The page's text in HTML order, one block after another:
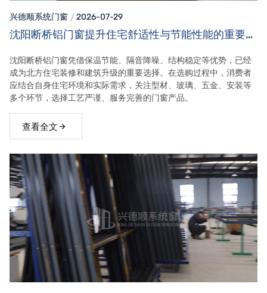
兴德顺系统门窗 2026-07-29
沈阳断桥铝门窗提升住宅舒适性与节能性能的重要选
沈阳断桥铝门窗凭借保温节能、隔音降噪、结构稳定等优势，已经
成为北方住宅装修和建筑升级的重要选择。在选购过程中，消费者
应结合自身住宅环境和实际需求，关注型材、玻璃、五金、安装等
多个环节，选择工艺严谨、服务完善的门窗产品。
查看全文